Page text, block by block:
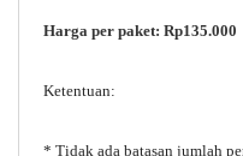
Harga per paket: Rp135.000
Ketentuan:
* Tidak ada batasan jumlah